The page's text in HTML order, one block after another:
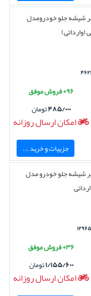
شیشه جلو خودرومدل
(وارداتی)
۹۶+ فروش موفق
۴۸۵/۰۰۰تومان
امکان ارسال روزانه
جزییات و خرید ...
شیشه جلو خودرو مدل
۳۶+ فروش موفق
۱/۱۵۵/۶۰۰تومان
امکان ارسال روزانه